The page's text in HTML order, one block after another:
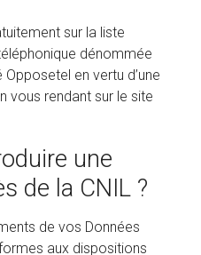
sur la liste
dénommée
en vertu d’une
vous rendant sur le site
une
de la CNIL ?
de vos Données
aux dispositions